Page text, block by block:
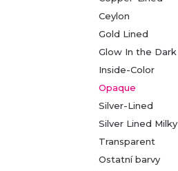
Ceylon
Gold Lined
Glow In the Dark
Inside-Color
Opaque
Silver-Lined
Silver Lined Milky
Transparent
Ostatní barvy